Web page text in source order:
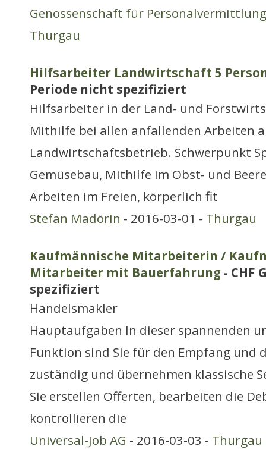
Genossenschaft für Personalvermittlung
Thurgau
Hilfsarbeiter Landwirtschaft 5
Periode nicht spezifiziert
Hilfsarbeiter in der Land- und
Mithilfe bei allen anfallenden Arbeiten
Landwirtschaftsbetrieb. Schwerpunkt
Gemüsebau, Mithilfe im Obst- und
Arbeiten im Freien, körperlich fit
Stefan Madörin - 2016-03-01 - Thurgau
Kaufmännische Mitarbeiterin /
Mitarbeiter mit Bauerfahrung - CHF
spezifiziert
Handelsmakler
Hauptaufgaben In dieser spannenden
Funktion sind Sie für den Empfang und
zuständig und übernehmen klassische
Sie erstellen Offerten, bearbeiten die
kontrollieren die
Universal-Job AG - 2016-03-03 - Thurgau